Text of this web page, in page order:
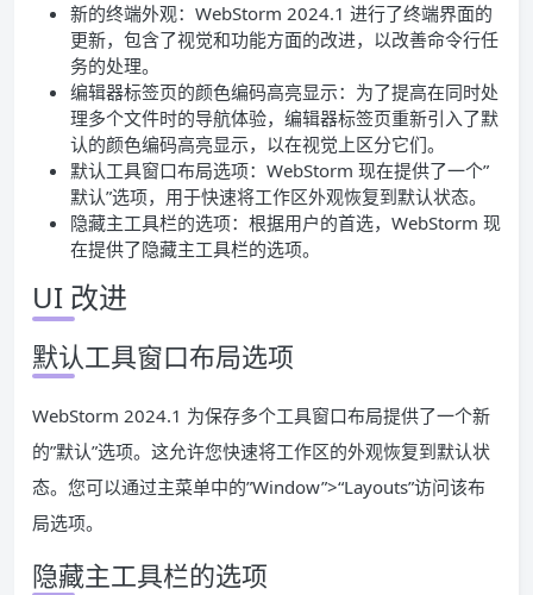
新的终端外观：WebStorm 2024.1 进行了终端界面的
更新，包含了视觉和功能方面的改进，以改善命令行任
务的处理。
编辑器标签页的颜色编码高亮显示：为了提高在同时处
理多个文件时的导航体验，编辑器标签页重新引入了默
认的颜色编码高亮显示，以在视觉上区分它们。
默认工具窗口布局选项：WebStorm 现在提供了一个”
默认”选项，用于快速将工作区外观恢复到默认状态。
隐藏主工具栏的选项：根据用户的首选，WebStorm 现
在提供了隐藏主工具栏的选项。
UI 改进
默认工具窗口布局选项
WebStorm 2024.1 为保存多个工具窗口布局提供了一个新
的”默认”选项。这允许您快速将工作区的外观恢复到默认状
态。您可以通过主菜单中的”Window”>“Layouts”访问该布
局选项。
隐藏主工具栏的选项